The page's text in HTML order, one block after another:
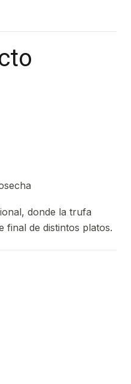
donde la trufa
final de distintos platos.